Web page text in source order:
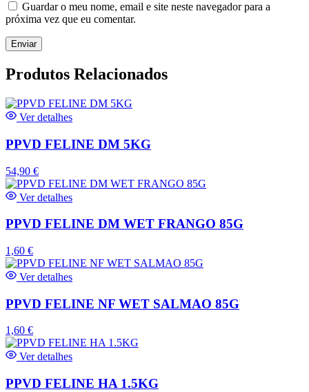
Guardar o meu nome, email e site neste navegador para a
próxima vez que eu comentar.
Produtos Relacionados
Ver detalhes
PPVD FELINE DM 5KG
54,90 €
Ver detalhes
PPVD FELINE DM WET FRANGO 85G
1,60 €
Ver detalhes
PPVD FELINE NF WET SALMAO 85G
1,60 €
Ver detalhes
PPVD FELINE HA 1.5KG